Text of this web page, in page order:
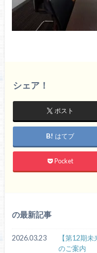
シェア！
ポスト
はてブ
Pocket
の最新記事
2026.03.23
【第12期
のご案内